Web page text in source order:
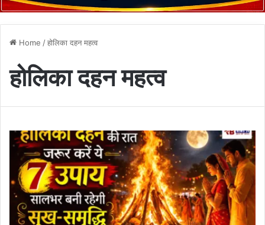
Home /होलिका दहन महत्व
होलिका दहन महत्व